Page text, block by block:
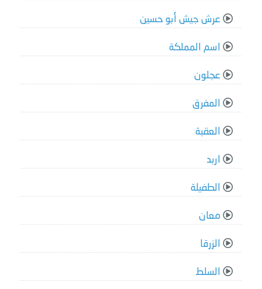
عرش جيش أبو حسين
اسم المملكة
عجلون
المفرق
العقبة
اربد
الطفيلة
معان
الزرقا
السلط